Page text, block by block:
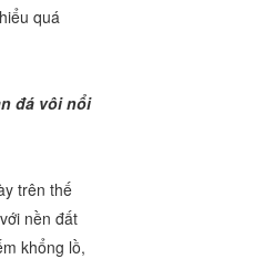
quá
đá vôi nổi
trên thế
nền đất
khổng lồ,